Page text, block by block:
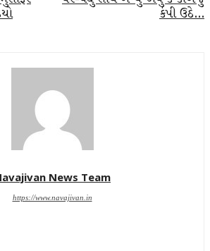
કંપી ઉઠે…
News Team
https://www.navajivan.in